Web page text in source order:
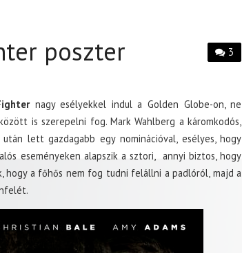
3
poszter
nagy esélyekkel indul a Golden Globe-on, ne
is szerepelni fog. Mark Wahlberg a káromkodós,
lett gazdagabb egy nominációval, esélyes, hogy
eseményeken alapszik a sztori, annyi biztos, hogy
hogy a főhős nem fog tudni felállni a padlóról, majd a